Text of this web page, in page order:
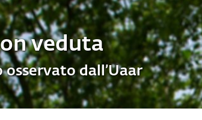
veduta
osservato dall’Uaar